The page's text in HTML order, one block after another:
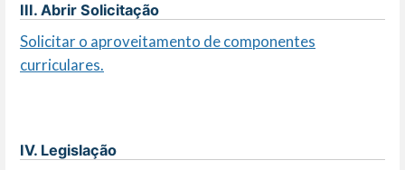
III. Abrir Solicitação
Solicitar o aproveitamento de componentes
curriculares.
IV. Legislação